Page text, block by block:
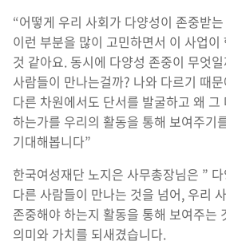
“어떻게 우리 사회가 다양성이 존중받
이런 부분을 많이 고민하면서 이 사업
것 같아요. 동시에 다양성 존중이 무엇
사람들이 만나는걸까? 나와 다르기 때
다른 차원에서도 단서를 발굴하고 왜
하는가를 우리의 활동을 통해 보여주기
기대해봅니다”
한국여성재단 노지은 사무총장님은 ”
다른 사람들이 만나는 것을 넘어, 우리
존중해야 하는지 활동을 통해 보여주는
의미와 가치를 되새겼습니다.